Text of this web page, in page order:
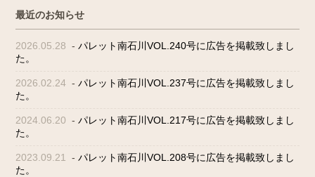
最近のお知らせ
2026.05.28 -パレット南石川VOL.240号に広告を掲載致しまし
た。
2026.02.24 -パレット南石川VOL.237号に広告を掲載致しまし
た。
2024.06.20 -パレット南石川VOL.217号に広告を掲載致しまし
た。
2023.09.21 -パレット南石川VOL.208号に広告を掲載致しまし
た。